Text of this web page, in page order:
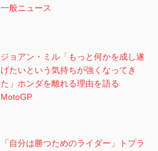
一般ニュース
ジョアン・ミル「もっと何かを成し遂
げたいという気持ちが強くなってき
た」ホンダを離れる理由を語る
MotoGP
「自分は勝つためのライダー」トプラ